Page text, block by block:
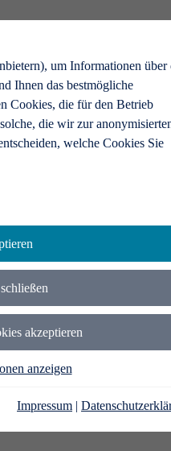
um Informationen über
Ihnen das bestmögliche
Cookies, die für den Betrieb
die wir zur
welche Cookies Sie
akzeptieren
anzeigen
Impressum |